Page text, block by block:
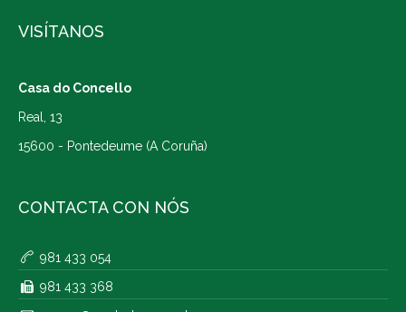
VISÍTANOS
Casa do Concello
Real, 13
15600 - Pontedeume (A Coruña)
CONTACTA CON NÓS
981 433 054
981 433 368